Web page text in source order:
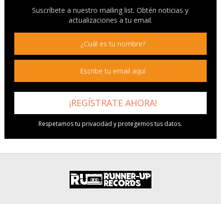
Suscríbete a nuestro mailing list. Obtén noticias y
actualizaciones a tu email.
Respetamos tu privacidad y protegemos tus datos.